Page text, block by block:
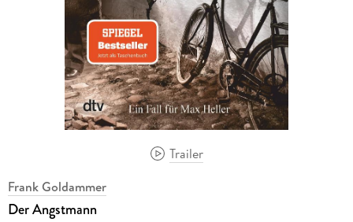
Trailer
Frank Goldammer
Der Angstmann